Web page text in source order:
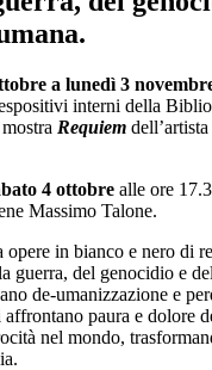
a lunedì 3
interni della
Requiem
4 ottobre alle ore
Massimo Talone.
opere in bianco e nero di
guerra, del genocidio e
de-umanizzazione e
paura e dolore
nel mondo,